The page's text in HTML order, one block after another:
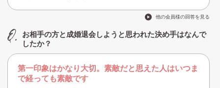
他の会員様の回答を見る
お相手の方と成婚退会しようと思われた決め手はなんで
したか？
第一印象はかなり大切。素敵だと思えた人はいつま
で経っても素敵です